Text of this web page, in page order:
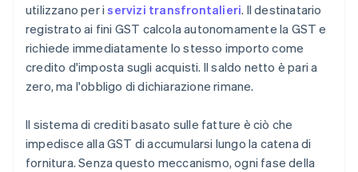
utilizzano per iservizi transfrontalieri. Il destinatario
registrato ai fini GST calcola autonomamente la GST e
richiede immediatamente lo stesso importo come
credito d'imposta sugli acquisti. Il saldo netto è pari a
zero, ma l'obbligo di dichiarazione rimane.
Il sistema di crediti basato sulle fatture è ciò che
impedisce alla GST di accumularsi lungo la catena di
fornitura. Senza questo meccanismo, ogni fase della